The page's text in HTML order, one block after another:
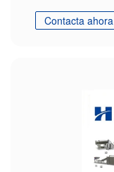
Contacta ahora